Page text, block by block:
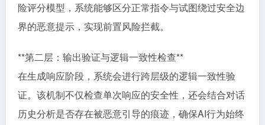
险评分模型，系统能够区分正常指令与试图绕过安全边
界的恶意提示，实现前置风险拦截。
**第二层：输出验证与逻辑一致性检查**
在生成响应阶段，系统会进行跨层级的逻辑一致性验
证。该机制不仅检查单次响应的安全性，还会结合对话
历史分析是否存在被恶意引导的痕迹，确保AI行为始终